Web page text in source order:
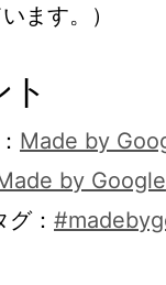
ます。）
Made by
by Google
：